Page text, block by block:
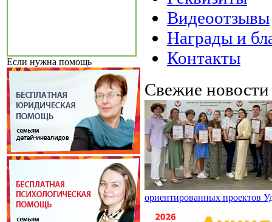
Если нужна помощь
Видеоотзывы
Награды и
Контакты
Свежие
ориентированных проектов